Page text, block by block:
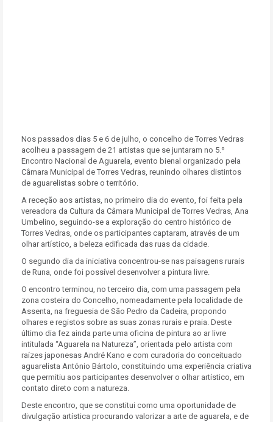
Nos passados dias 5 e 6 de julho, o concelho de Torres Vedras
acolheu a passagem de 21 artistas que se juntaram no 5.º
Encontro Nacional de Aguarela, evento bienal organizado pela
Câmara Municipal de Torres Vedras, reunindo olhares distintos
de aguarelistas sobre o território.
A receção aos artistas, no primeiro dia do evento, foi feita pela
vereadora da Cultura da Câmara Municipal de Torres Vedras, Ana
Umbelino, seguindo-se a exploração do centro histórico de
Torres Vedras, onde os participantes captaram, através de um
olhar artístico, a beleza edificada das ruas da cidade.
O segundo dia da iniciativa concentrou-se nas paisagens rurais
de Runa, onde foi possível desenvolver a pintura livre.
O encontro terminou, no terceiro dia, com uma passagem pela
zona costeira do Concelho, nomeadamente pela localidade de
Assenta, na freguesia de São Pedro da Cadeira, propondo
olhares e registos sobre as suas zonas rurais e praia. Deste
último dia fez ainda parte uma oficina de pintura ao ar livre
intitulada “Aguarela na Natureza”, orientada pelo artista com
raízes japonesas André Kano e com curadoria do conceituado
aguarelista António Bártolo, constituindo uma experiência criativa
que permitiu aos participantes desenvolver o olhar artístico, em
contato direto com a natureza.
Deste encontro, que se constitui como uma oportunidade de
divulgação artística procurando valorizar a arte de aguarela, e de